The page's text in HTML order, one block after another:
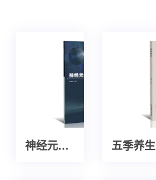
神经元宇宙 五季养生